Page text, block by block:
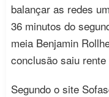
balançar as redes
36 minutos do
meia Benjamin
conclusão saiu
Segundo o site